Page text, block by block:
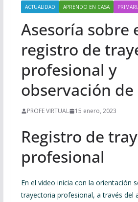
ACTUALIDAD APRENDO EN CASA
Asesoría sobre
registro de
profesional y
observación de
PROFE VIRTUAL 15 enero, 2023
Registro de
profesional
En el video inicia con la orientación
trayectoria profesional, a través del